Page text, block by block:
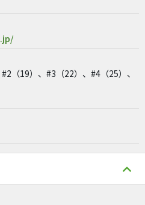
（19）、#3（22）、#4（25）、